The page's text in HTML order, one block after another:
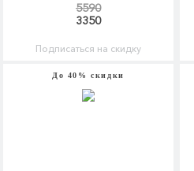
5590
3350
Подписаться на скидку
До 40% скидки